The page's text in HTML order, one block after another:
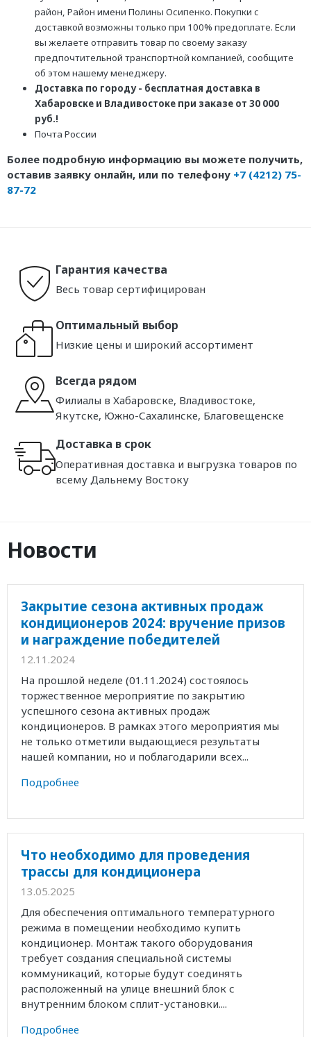
район, Район имени Полины Осипенко. Покупки с
доставкой возможны только при 100% предоплате. Если
вы желаете отправить товар по своему заказу
предпочтительной транспортной компанией, сообщите
об этом нашему менеджеру.
Доставка по городу - бесплатная доставка в
Хабаровске и Владивостоке при заказе от 30 000
руб.!
Почта России
Более подробную информацию вы можете получить,
оставив заявку онлайн, или по телефону +7 (4212) 75-
87-72
Гарантия качества
Весь товар сертифицирован
Оптимальный выбор
Низкие цены и широкий ассортимент
Всегда рядом
Филиалы в Хабаровске, Владивостоке,
Якутске, Южно-Сахалинске, Благовещенске
Доставка в срок
Оперативная доставка и выгрузка товаров по
всему Дальнему Востоку
Новости
Закрытие сезона активных продаж
кондиционеров 2024: вручение призов
и награждение победителей
12.11.2024
На прошлой неделе (01.11.2024) состоялось
торжественное мероприятие по закрытию
успешного сезона активных продаж
кондиционеров. В рамках этого мероприятия мы
не только отметили выдающиеся результаты
нашей компании, но и поблагодарили всех...
Подробнее
Что необходимо для проведения
трассы для кондиционера
13.05.2025
Для обеспечения оптимального температурного
режима в помещении необходимо купить
кондиционер. Монтаж такого оборудования
требует создания специальной системы
коммуникаций, которые будут соединять
расположенный на улице внешний блок с
внутренним блоком сплит-установки....
Подробнее